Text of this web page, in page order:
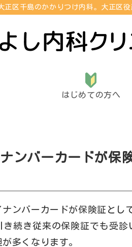
正区千島のかかりつけ内科。 大正区
はじめての方へ
ンバーカードが保
ナンバーカードが保険証とし
続き従来の保険証でも受診
多くなります。